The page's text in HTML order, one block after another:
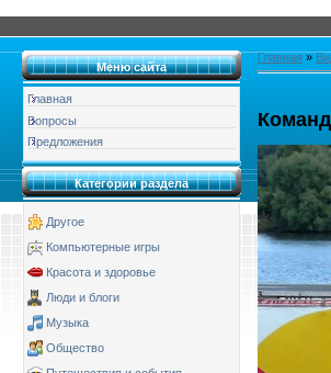
Меню сайта
Главная
Вопросы
Предложения
Категории раздела
Другое
Компьютерные игры
Красота и здоровье
Люди и блоги
Музыка
Общество
Главная »